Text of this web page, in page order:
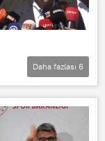
Daha fazlası 6